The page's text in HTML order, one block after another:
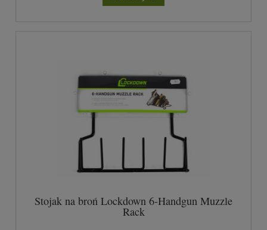
Stojak na broń Lockdown 6-Handgun Muzzle
Rack